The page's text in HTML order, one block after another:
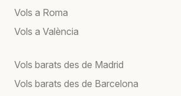
Vols a Roma
Vols a València
Vols barats des de Madrid
Vols barats des de Barcelona